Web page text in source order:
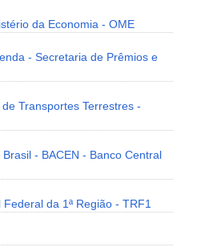
da Economia - OME
- Secretaria de Prêmios e
Transportes Terrestres -
- BACEN - Banco Central
da 1ª Região - TRF1